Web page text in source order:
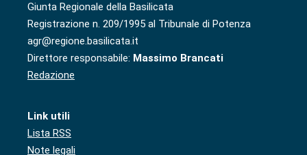
Giunta Regionale della Basilicata
Registrazione n. 209/1995 al Tribunale di Potenza
agr@regione.basilicata.it
Direttore responsabile: Massimo Brancati
Redazione
Link utili
Lista RSS
Note legali